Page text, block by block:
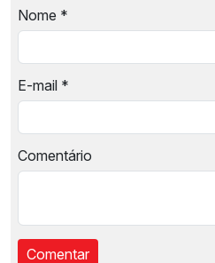
Nome *
E-mail *
Comentário